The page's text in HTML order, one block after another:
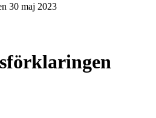
30 maj 2023